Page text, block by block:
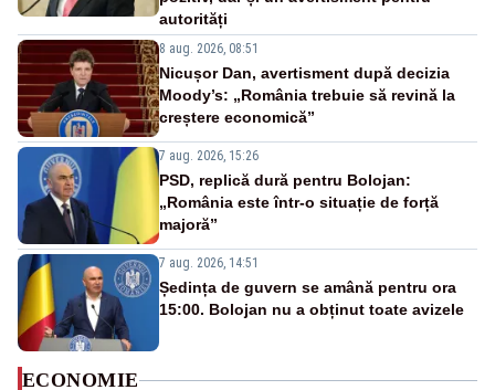
autorități
8 aug. 2026, 08:51
Nicușor Dan, avertisment după decizia
Moody’s: „România trebuie să revină la
creștere economică”
7 aug. 2026, 15:26
PSD, replică dură pentru Bolojan:
„România este într-o situație de forță
majoră”
7 aug. 2026, 14:51
Ședința de guvern se amână pentru ora
15:00. Bolojan nu a obținut toate avizele
ECONOMIE